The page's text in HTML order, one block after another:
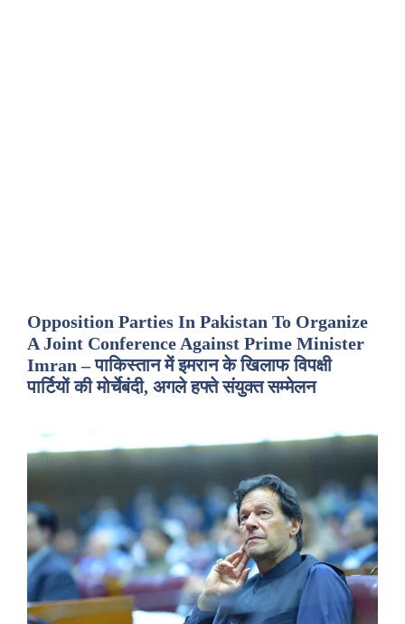
Opposition Parties In Pakistan To Organize
A Joint Conference Against Prime Minister
Imran – पाकिस्तान में इमरान के खिलाफ विपक्षी
पार्टियों की मोर्चेबंदी, अगले हफ्ते संयुक्त सम्मेलन